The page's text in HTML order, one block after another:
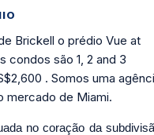
Brickell o prédio Vue at
condos são 1, 2 and 3
. Somos uma
mercado de Miami.
no coração da